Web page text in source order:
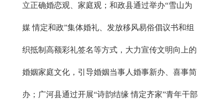
立正确婚恋观、家庭观；和政县通过举办“雪山为
媒 情定和政”集体婚礼、发放移风易俗倡议书和组
织抵制高额彩礼签名等方式，大力宣传文明向上的
婚姻家庭文化，引导婚姻当事人婚事新办、喜事简
办；广河县通过开展“诗韵结缘 情定齐家”青年干部